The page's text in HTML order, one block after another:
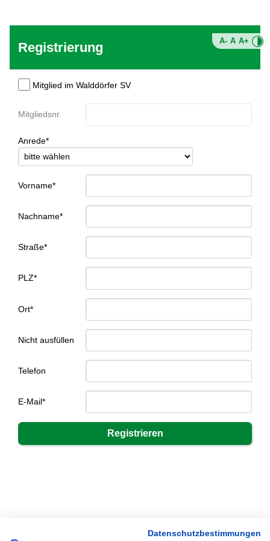
A- A A+
Registrierung
Mitglied im Walddörfer SV
Mitgliedsnr.
Anrede*
Vorname*
Nachname*
Straße*
PLZ*
Ort*
Nicht ausfüllen
Telefon
E-Mail*
Datenschutzbestimmungen